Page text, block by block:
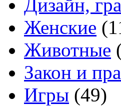
Дизайн,
Женские
Животные
Закон и
Игры (49)